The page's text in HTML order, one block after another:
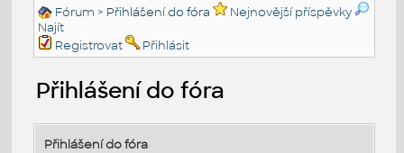
Fórum > Přihlášení do fóra
Nejnovější příspěvky
Najít
Registrovat
Přihlásit
Přihlášení do fóra
Přihlášení do fóra